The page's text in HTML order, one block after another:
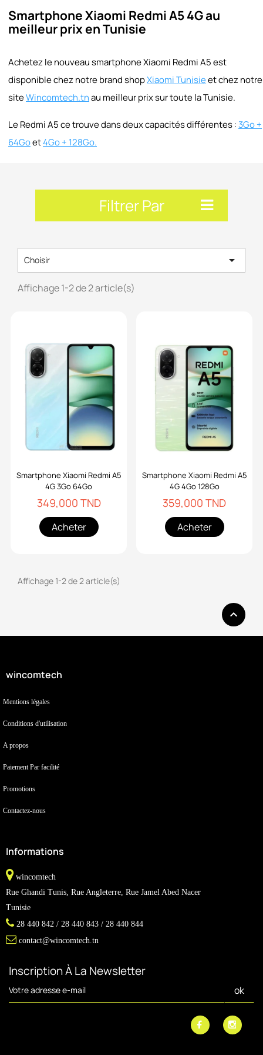
Smartphone Xiaomi Redmi A5 4G au
meilleur prix en Tunisie
Achetez le nouveau smartphone Xiaomi Redmi A5 est
disponible chez notre brand shopXiaomi Tunisieet chez notre
siteWincomtech.tnau meilleur prix sur toute la Tunisie.
Le Redmi A5 ce trouve dans deux capacités différentes : 3Go +
64Goet4Go + 128Go.
Filtrer Par
Choisir 
Affichage 1-2 de 2 article(s)
Smartphone Xiaomi Redmi A5
4G 3Go 64Go
349,000 TND
Acheter
Smartphone Xiaomi Redmi A5
4G 4Go 128Go
359,000 TND
Acheter
Affichage 1-2 de 2 article(s)

wincomtech
Mentions légales
Conditions d'utilisation
A propos
Paiement Par facilité
Promotions
Contactez-nous
Informations
wincomtech
Rue Ghandi Tunis, Rue Angleterre, Rue Jamel Abed Nacer
Tunisie
28 440 842 / 28 440 843 / 28 440 844
contact@wincomtech.tn
Inscription À La Newsletter